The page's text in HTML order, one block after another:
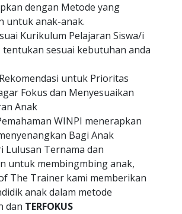
dengan Metode yang
untuk anak-anak.
Kurikulum Pelajaran Siswa/i
tentukan sesuai kebutuhan anda
untuk Prioritas
Fokus dan Menyesuaikan
Anak
WINPI menerapkan
Bagi Anak
Lulusan Ternama dan
untuk membingmbing anak,
The Trainer kami memberikan
anak dalam metode
dan TERFOKUS